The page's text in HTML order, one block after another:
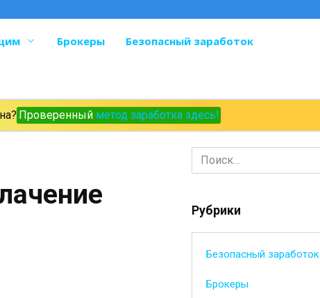
Брокеры Безопасный заработок
Проверенный метод заработка здесь!
Search
for:
Рубрики
Безопасный заработок
Брокеры